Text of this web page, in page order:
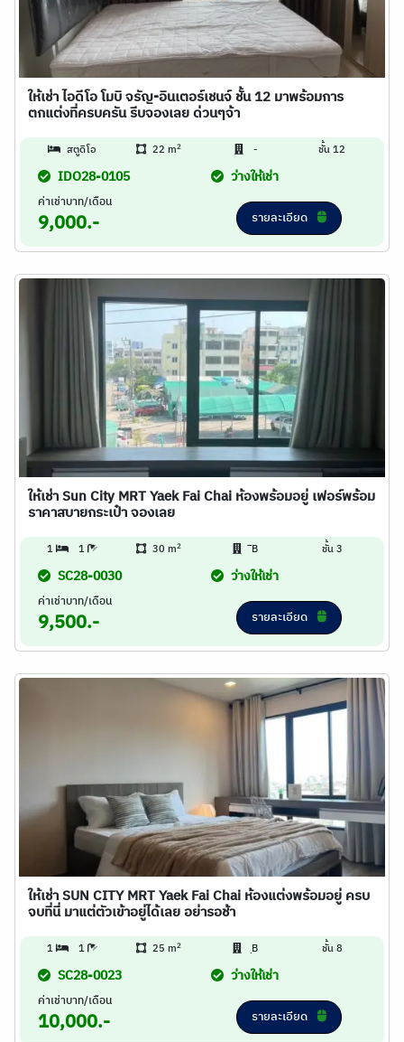
ให้เช่า ไอดีโอ โมบิ จรัญ-อินเตอร์เชนจ์ ชั้น 12 มาพร้อมการ
ตกแต่งที่ครบครัน รีบจองเลย ด่วนๆจ้า
สตูดิโอ 22 m2 - ชั้น 12
IDO28-0105 ว่างให้เช่า
ค่าเช่าบาท/เดือน
9,000.- รายละเอียด
ให้เช่า Sun City MRT Yaek Fai Chai ห้องพร้อมอยู่ เฟอร์พร้อม
ราคาสบายกระเป๋า จองเลย
1 1 30 m2 ิB ชั้น 3
SC28-0030 ว่างให้เช่า
ค่าเช่าบาท/เดือน
9,500.- รายละเอียด
ให้เช่า SUN CITY MRT Yaek Fai Chai ห้องแต่งพร้อมอยู่ ครบ
จบที่นี่ มาแต่ตัวเข้าอยู่ได้เลย อย่ารอช้า
1 1 25 m2 ฺB ชั้น 8
SC28-0023 ว่างให้เช่า
ค่าเช่าบาท/เดือน
10,000.- รายละเอียด